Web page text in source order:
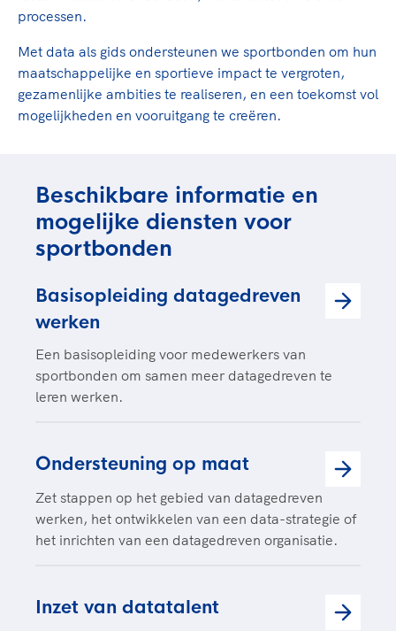
processen.
Met data als gids ondersteunen we sportbonden om hun
maatschappelijke en sportieve impact te vergroten,
gezamenlijke ambities te realiseren, en een toekomst vol
mogelijkheden en vooruitgang te creëren.
Beschikbare informatie en
mogelijke diensten voor
sportbonden
Basisopleiding datagedreven
werken
Een basisopleiding voor medewerkers van
sportbonden om samen meer datagedreven te
leren werken.
Ondersteuning op maat
Zet stappen op het gebied van datagedreven
werken, het ontwikkelen van een data-strategie of
het inrichten van een datagedreven organisatie.
Inzet van datatalent